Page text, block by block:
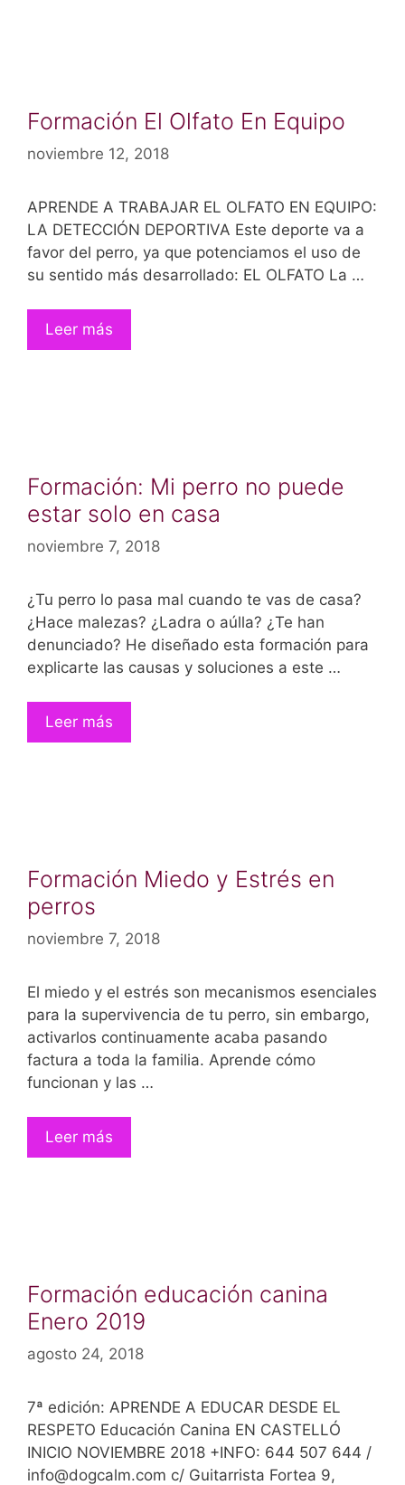
Formación El Olfato En Equipo
noviembre 12, 2018
APRENDE A TRABAJAR EL OLFATO EN EQUIPO:
LA DETECCIÓN DEPORTIVA Este deporte va a
favor del perro, ya que potenciamos el uso de
su sentido más desarrollado: EL OLFATO La …
Leer más
Formación: Mi perro no puede
estar solo en casa
noviembre 7, 2018
¿Tu perro lo pasa mal cuando te vas de casa?
¿Hace malezas? ¿Ladra o aúlla? ¿Te han
denunciado? He diseñado esta formación para
explicarte las causas y soluciones a este …
Leer más
Formación Miedo y Estrés en
perros
noviembre 7, 2018
El miedo y el estrés son mecanismos esenciales
para la supervivencia de tu perro, sin embargo,
activarlos continuamente acaba pasando
factura a toda la familia. Aprende cómo
funcionan y las …
Leer más
Formación educación canina
Enero 2019
agosto 24, 2018
7ª edición: APRENDE A EDUCAR DESDE EL
RESPETO Educación Canina EN CASTELLÓ
INICIO NOVIEMBRE 2018 +INFO: 644 507 644 /
info@dogcalm.com c/ Guitarrista Fortea 9,